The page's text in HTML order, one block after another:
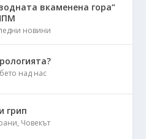
вкаменена гора“
новини
над нас
грип
, Човекът